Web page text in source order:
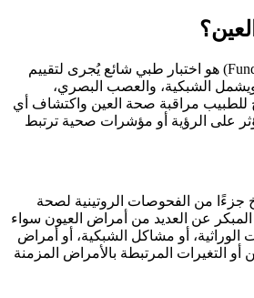
فحص قاع العين (Fundoscopy) هو اختبار طبي شائع يُجرى لتقييم
ويشمل الشبكية، والعصب البصري،
للطبيب مراقبة صحة العين واكتشاف أي
على الرؤية أو مؤشرات صحية ترتبط
جزءًا من الفحوصات الروتينية لصحة
عن العديد من أمراض العيون سواء
الوراثية، أو مشاكل الشبكية، أو أمراض
أو التغيرات المرتبطة بالأمراض المزمنة